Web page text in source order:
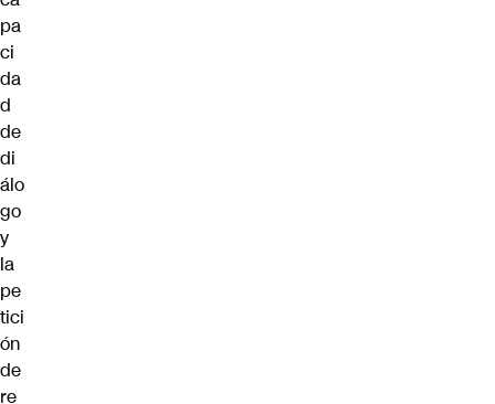
pa
ci
da
d
de
di
álo
go
y
la
pe
tici
ón
de
re